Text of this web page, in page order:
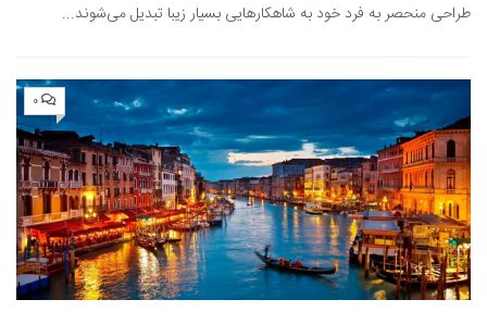
طراحی منحصر به فرد خود به شاهکارهایی بسیار زیبا تبدیل می‌شوند...
۰